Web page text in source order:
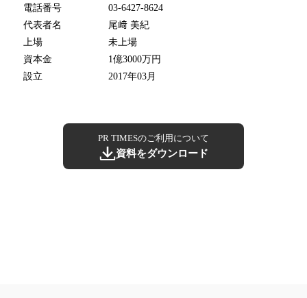
電話番号
03-6427-8624
代表者名
尾﨑 美紀
上場
未上場
資本金
1億3000万円
設立
2017年03月
PR TIMESのご利用について
資料をダウンロード